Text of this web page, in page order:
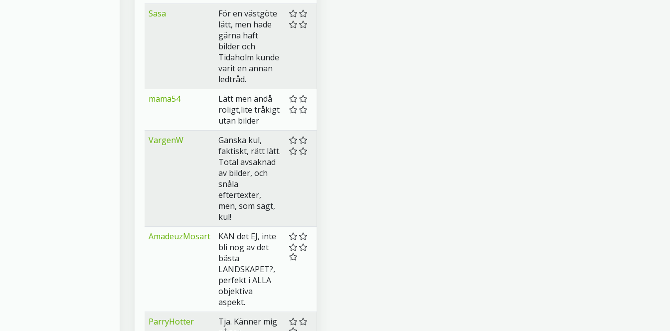
Sasa
För en västgöte
lätt, men hade
gärna haft
bilder och
Tidaholm kunde
varit en annan
ledtråd.
mama54
Lätt men ändå
roligt,lite tråkigt
utan bilder
VargenW
Ganska kul,
faktiskt, rätt lätt.
Total avsaknad
av bilder, och
snåla
eftertexter,
men, som sagt,
kul!
AmadeuzMosart
KAN det EJ, inte
bli nog av det
bästa
LANDSKAPET?,
perfekt i ALLA
objektiva
aspekt.
ParryHotter
Tja. Känner mig